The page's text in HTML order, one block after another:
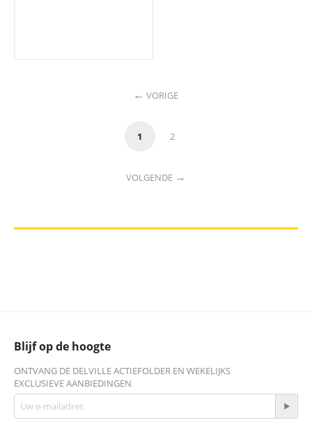
VORIGE
1 2
VOLGENDE
Blijf op de hoogte
ONTVANG DE DELVILLE ACTIEFOLDER EN WEKELIJKS
EXCLUSIEVE AANBIEDINGEN